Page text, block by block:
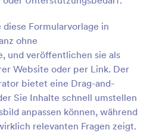
Formularvorlage in
ohne
und veröffentlichen sie als
Website oder per Link. Der
bietet eine Drag-and-
Sie Inhalte schnell umstellen
anpassen können, während
relevanten Fragen zeigt.
ist ein Formular, das